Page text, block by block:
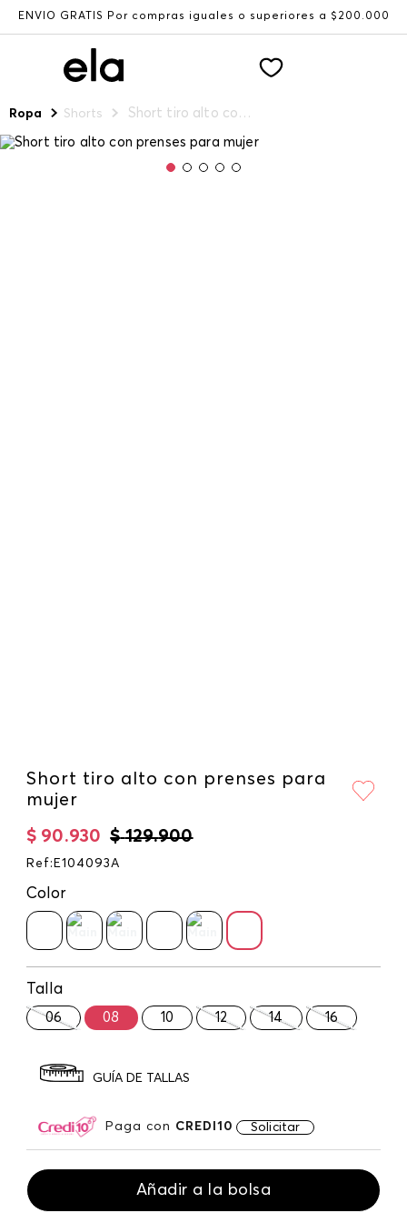
ENVÍO GRATIS Por compras iguales o superiores a $200.000
Ropa Shorts Short tiro alto con prenses para mujer
Short tiro alto con prenses para
mujer
$ 129.900
$ 90.930
Ref : E104093A
Color
Talla
06 08 10 12 14 16
GUÍA DE TALLAS
Paga con CREDI10 Solicitar
Añadir a la bolsa